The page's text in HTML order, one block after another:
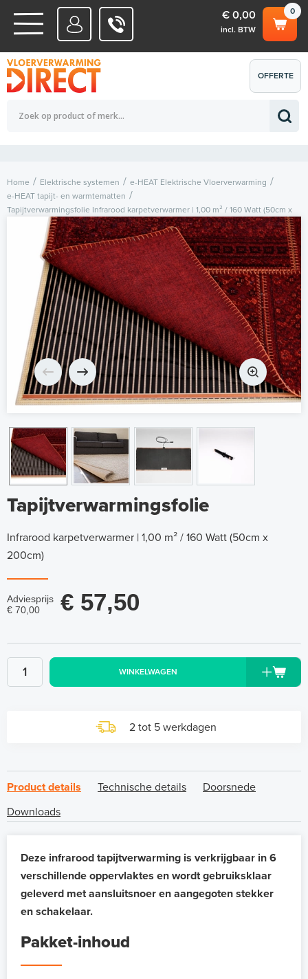
WATERSYSTEMEN
ELEKTRISCHE SYSTEMEN
0
€ 0,00
incl. BTW
Totaalbedrag (incl. BTW) € 0,00
OFFERTE
AANVRAGEN
Home Elektrische systemen
e-HEAT Elektrische Vloerverwarming
e-HEAT tapijt- en warmtematten
Tapijtverwarmingsfolie Infrarood karpetverwarmer | 1,00 m² / 160 Watt (50cm x
Tapijtverwarmingsfolie
Infrarood karpetverwarmer | 1,00 m² / 160 Watt (50cm x
200cm)
Adviesprijs
€ 70,00
€ 57,50
WINKELWAGEN
2 tot 5 werkdagen
Product details Technische details
Doorsnede
Downloads
Deze infrarood tapijtverwarming is verkrijgbaar in 6
verschillende oppervlaktes en wordt gebruiksklaar
geleverd met aansluitsnoer en aangegoten stekker
en schakelaar.
Pakket-inhoud